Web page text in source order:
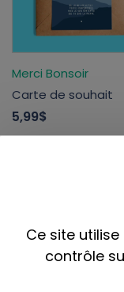
Merci Bonsoir
Carte de souhait
5,99$
Ce site
contrôle